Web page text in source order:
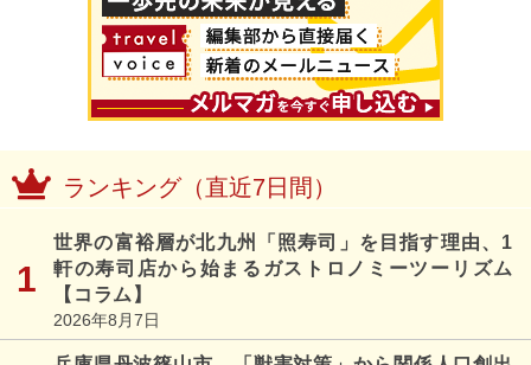
ランキング（直近7日間）
世界の富裕層が北九州「照寿司」を目指す理由、1
軒の寿司店から始まるガストロノミーツーリズム
【コラム】
2026年8月7日